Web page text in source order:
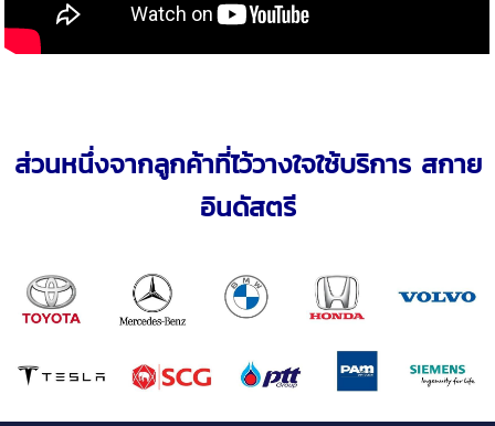
ส่วนหนึ่งจากลูกค้าที่ไว้วางใจใช้บริการ สกาย
อินดัสตรี